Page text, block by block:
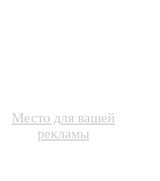
Место для вашей
рекламы